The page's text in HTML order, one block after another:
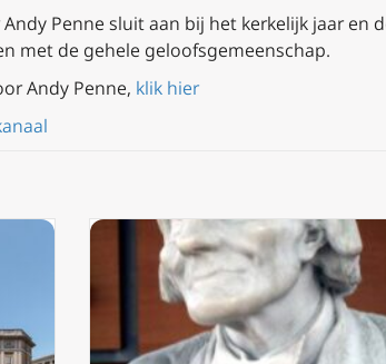
Penne sluit aan bij het kerkelijk jaar en
met de gehele geloofsgemeenschap.
Andy Penne, klik hier